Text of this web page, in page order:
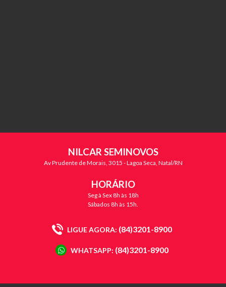
NILCAR SEMINOVOS
Av Prudente de Morais, 3015 - Lagoa Seca, Natal/RN
HORÁRIO
Seg à Sex 8h às 18h
Sábados 8h às 15h.
LIGUE AGORA: (84)3201-8900
WHATSAPP: (84)3201-8900